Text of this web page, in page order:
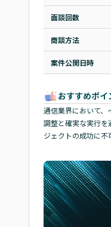
面談回数
商談方法
案件公開日時
おすすめポイ
通信業界において、
調整と確実な実行を
ジェクトの成功に不